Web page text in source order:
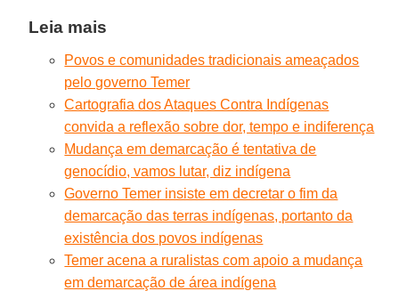
Leia mais
Povos e comunidades tradicionais ameaçados
pelo governo Temer
Cartografia dos Ataques Contra Indígenas
convida a reflexão sobre dor, tempo e indiferença
Mudança em demarcação é tentativa de
genocídio, vamos lutar, diz indígena
Governo Temer insiste em decretar o fim da
demarcação das terras indígenas, portanto da
existência dos povos indígenas
Temer acena a ruralistas com apoio a mudança
em demarcação de área indígena